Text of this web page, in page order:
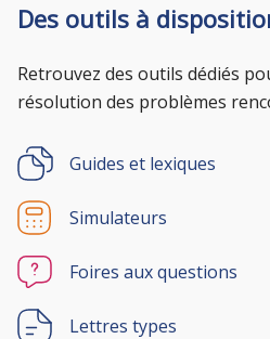
Des outils à
Retrouvez des outils dédiés
résolution des problèmes
Guides et lexiques
Simulateurs
Foires aux questions
Lettres types